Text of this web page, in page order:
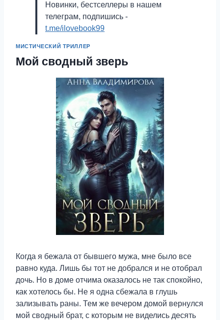
Новинки, бестселлеры в нашем
телеграм, подпишись -
t.me/ilovebook99
МИСТИЧЕСКИЙ ТРИЛЛЕР
Мой сводный зверь
Когда я бежала от бывшего мужа, мне было все
равно куда. Лишь бы тот не добрался и не отобрал
дочь. Но в доме отчима оказалось не так спокойно,
как хотелось бы. Не я одна сбежала в глушь
зализывать раны. Тем же вечером домой вернулся
мой сводный брат, с которым не виделись десять